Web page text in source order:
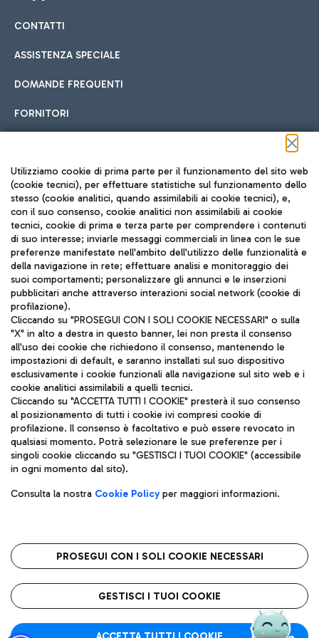
Cucina Internazionale
Fast Food
Pizza
Gelateria
Wine Bar & Sparkling
Hotel in aeroporto
Scegli l'alloggio più adatto e approfitta della vicinanza
all'aeroporto.
Car sharing
Con il Car Sharing è ancora più facile spostarsi
Treno
Raggiungi velocemente l'aeroporto di Fiumicino da Roma
tramite i servizi ferroviari Trenitalia.
Autobus
Scopri le linee di autobus per raggiungere l'aeroporto
Leonardo Da Vinci.
Raggiungi l’aeroporto senza pensieri con il servizio di taxi a
Ristoranti
Scopri la nostra offerta per una pausa gustosa in aeroporto
Mappa Aeroporto Fiumicino
CONTATTI
ASSISTENZA SPECIALE
DOMANDE FREQUENTI
FORNITORI
Seguici sui social
TRAVEL JOURNAL
ITA
Aeroporti di Roma S.p.A. - Società soggetta a direzione e
coordinamento di Mundys S.p.A.
Codice fiscale e Registro delle Imprese di Roma 13032990155 P.
IVA 06572251004
Capitale sociale 62.224.743,00 int. vers.
Sede legale: Via Pier Paolo Racchetti 1 - 00054 Fiumicino (RM)
telefono +39 06 65951
Privacy policy
Note legali
Roma FCO
L'aeroporto stellato
Utilizziamo cookie di prima parte per il funzionamento del sito web
(cookie tecnici), per effettuare statistiche sul funzionamento dello
stesso (cookie analitici, quando assimilabili ai cookie tecnici), e,
con il suo consenso, cookie analitici non assimilabili ai cookie
tecnici, cookie di prima e terza parte per comprendere i contenuti
di suo interesse; inviarle messaggi commerciali in linea con le sue
preferenze manifestate nell'ambito dell'utilizzo delle funzionalità e
della navigazione in rete; effettuare analisi e monitoraggio dei
suoi comportamenti; personalizzare gli annunci e le inserzioni
pubblicitari anche attraverso interazioni social network (cookie di
profilazione).
Cliccando su "PROSEGUI CON I SOLI COOKIE NECESSARI" o sulla
"X" in alto a destra in questo banner, lei non presta il consenso
all'uso dei cookie che richiedono il consenso, mantenendo le
impostazioni di default, e saranno installati sul suo dispositivo
esclusivamente i cookie funzionali alla navigazione sul sito web e i
cookie analitici assimilabili a quelli tecnici.
Cliccando su "ACCETTA TUTTI I COOKIE" presterà il suo consenso
al posizionamento di tutti i cookie ivi compresi cookie di
profilazione. Il consenso è facoltativo e può essere revocato in
qualsiasi momento. Potrà selezionare le sue preferenze per i
singoli cookie cliccando su "GESTISCI I TUOI COOKIE" (accessibile
in ogni momento dal sito).
Consulta la nostra Cookie Policyper maggiori informazioni.
PROSEGUI CON I SOLI COOKIE NECESSARI
GESTISCI I TUOI COOKIE